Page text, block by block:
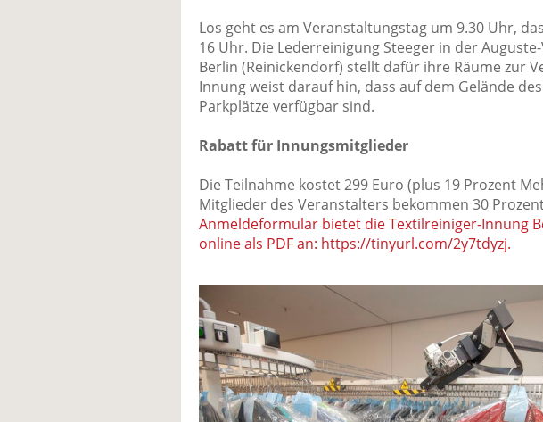
Los geht es am Veranstaltungstag um 9.30 Uhr,
16 Uhr. Die Lederreinigung Steeger in der
Berlin (Reinickendorf) stellt dafür ihre Räume zur
Innung weist darauf hin, dass auf dem Gelände
Parkplätze verfügbar sind.
Rabatt für Innungsmitglieder
Die Teilnahme kostet 299 Euro (plus 19 Prozent
Mitglieder des Veranstalters bekommen 30
Anmeldeformular bietet die Textilreiniger-Innung
online als PDF an: https://tinyurl.com/2y7tdyzj.